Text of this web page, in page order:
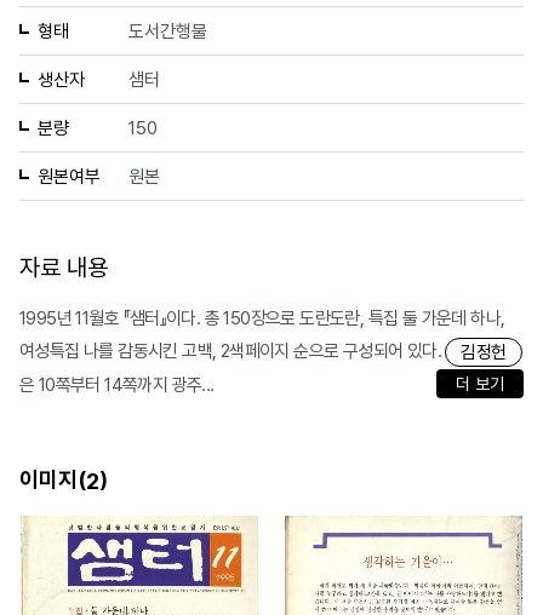
형태 도서간행물
생산자 샘터
분량 150
원본여부 원본
자료 내용
1995년 11월호 『샘터』이다. 총 150장으로 도란도란, 특집 둘 가운데 하나,
여성특집 나를 감동시킨 고백, 2색페이지 순으로 구성되어 있다.
김정헌
은 10쪽부터 14쪽까지 광주...
더 보기
이미지(2)